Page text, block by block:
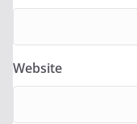
Website